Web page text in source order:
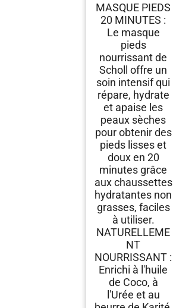
parfum ni colorants
pour peaux sèches.
hydratantes non
grasses, faciles à
utiliser. Emballage et
masque recyclables, 1
paire
MASQUE PIEDS
20 MINUTES :
Le masque
pieds
nourrissant de
Scholl offre un
soin intensif qui
répare, hydrate
et apaise les
peaux sèches
pour obtenir des
pieds lisses et
doux en 20
minutes grâce
aux chaussettes
hydratantes non
grasses, faciles
à utiliser.
NATURELLEME
NT
NOURRISSANT :
Enrichi à l'huile
de Coco, à
l'Urée et au